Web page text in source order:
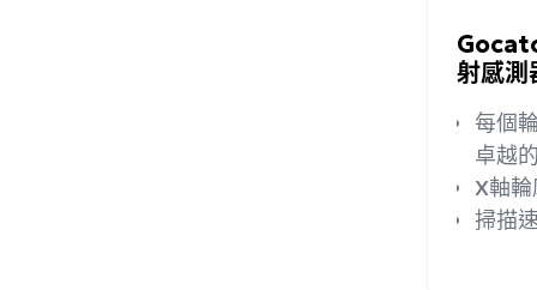
射感測
每個
卓越
X軸
掃描